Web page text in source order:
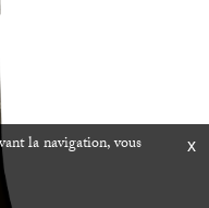
la navigation, vous x